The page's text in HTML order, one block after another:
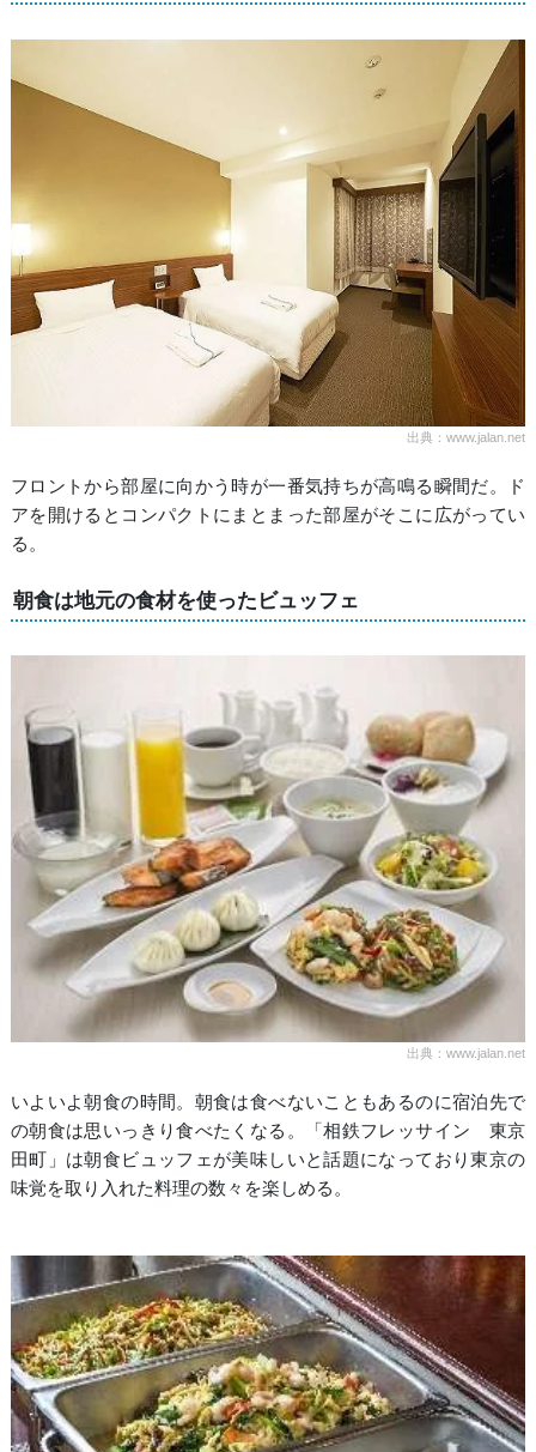
出典：www.jalan.net
フロントから部屋に向かう時が一番気持ちが高鳴る瞬間だ。ド
アを開けるとコンパクトにまとまった部屋がそこに広がってい
る。
朝食は地元の食材を使ったビュッフェ
出典：www.jalan.net
いよいよ朝食の時間。朝食は食べないこともあるのに宿泊先で
の朝食は思いっきり食べたくなる。「相鉄フレッサイン 東京
田町」は朝食ビュッフェが美味しいと話題になっており東京の
味覚を取り入れた料理の数々を楽しめる。